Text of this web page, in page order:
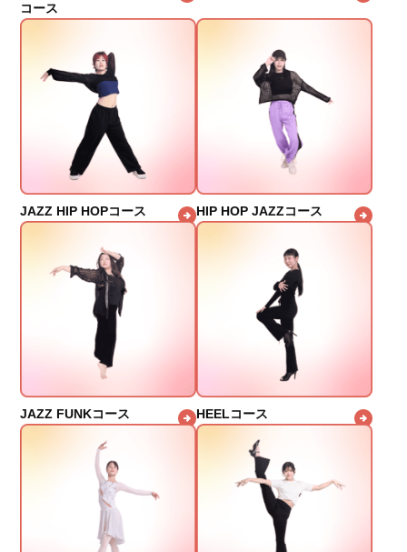
コース
JAZZ HIP HOPコース HIP HOP JAZZコース
JAZZ FUNKコース HEELコース